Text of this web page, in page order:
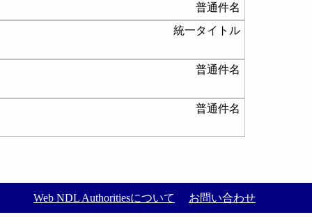
普通件名
統一タイトル
普通件名
普通件名
Web NDL Authoritiesについて お問い合わせ